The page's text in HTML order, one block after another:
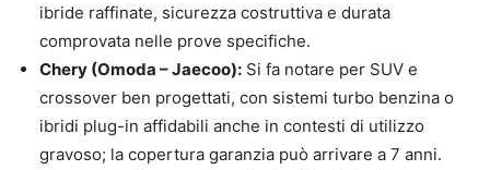
ibride raffinate, sicurezza costruttiva e durata
comprovata nelle prove specifiche.
Chery (Omoda – Jaecoo): Si fa notare per SUV e
crossover ben progettati, con sistemi turbo benzina o
ibridi plug-in affidabili anche in contesti di utilizzo
gravoso; la copertura garanzia può arrivare a 7 anni.